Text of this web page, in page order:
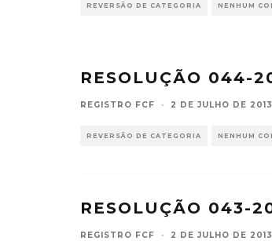
REVERSÃO DE CATEGORIA NENHUM
RESOLUÇÃO 044-
REGISTRO FCF · 2 DE JULHO DE 2013
REVERSÃO DE CATEGORIA NENHUM
RESOLUÇÃO 043-
REGISTRO FCF · 2 DE JULHO DE 2013